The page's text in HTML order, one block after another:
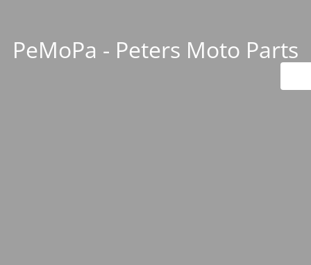
PeMoPa - Peters Moto Parts